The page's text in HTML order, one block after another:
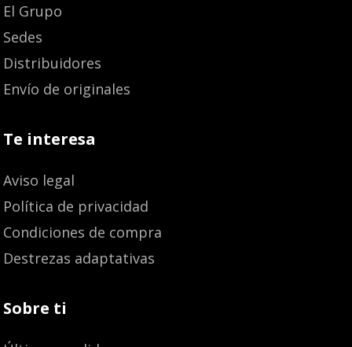
El Grupo
Sedes
Distribuidores
Envío de originales
Te interesa
Aviso legal
Política de privacidad
Condiciones de compra
Destrezas adaptativas
Sobre ti